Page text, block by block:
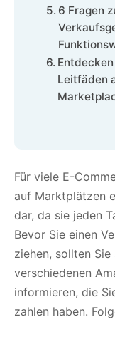
6 Fragen
Leitfäden
Für viele E-
auf Marktplätzen
dar, da sie jeden
Bevor Sie einen
ziehen, sollten
verschiedenen
informieren, die
zahlen haben.